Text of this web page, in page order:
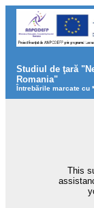
Studiul de ţară
Romania"
Întrebările marcate cu
This